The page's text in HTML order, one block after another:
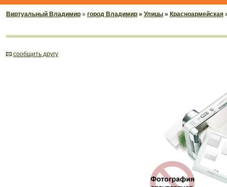
Виртуальный Владимир » город Владимир » Улицы » Красноармейская
cообщить другу